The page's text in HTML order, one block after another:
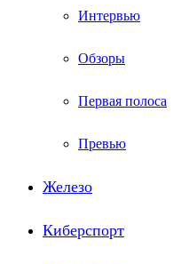
Интервью
Обзоры
Первая полоса
Превью
Железо
Киберспорт